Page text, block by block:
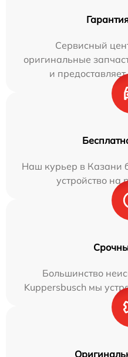
Сервисный
оригинальные
и
Наш курьер в Казани
устройство на
Большинство
Kuppersbusch мы